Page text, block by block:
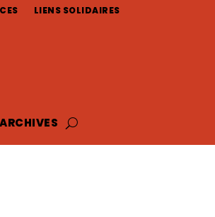
LIENS SOLIDAIRES
ARCHIVES